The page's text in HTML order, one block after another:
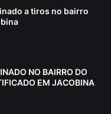
a tiros no bairro
NO BAIRRO DO
EM JACOBINA